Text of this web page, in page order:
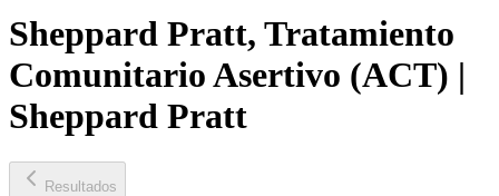
Sheppard Pratt, Tratamiento
Comunitario Asertivo (ACT) |
Sheppard Pratt
Resultados